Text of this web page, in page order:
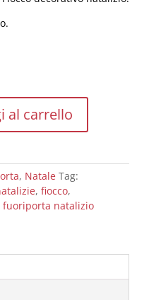
al carrello
, Natale Tag:
, fiocco,
fuoriporta natalizio